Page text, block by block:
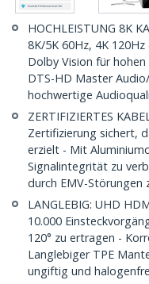
HOCHLEISTUNG 8K
8K/5K 60Hz, 4K
Dolby Vision für
DTS-HD Master
hochwertige
ZERTIFIZIERTES
Zertifizierung sichert,
erzielt - Mit
Signalintegrität zu
durch EMV-Störungen
LANGLEBIG: UHD
10.000
120° zu ertragen -
Langlebiger TPE
ungiftig und